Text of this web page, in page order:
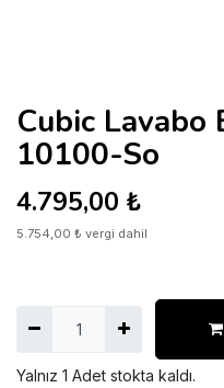
Cubic Lavabo
10100-So
4.795,00 ₺
5.754,00 ₺ vergi dahil
Yalnız 1 Adet stokta kaldı.